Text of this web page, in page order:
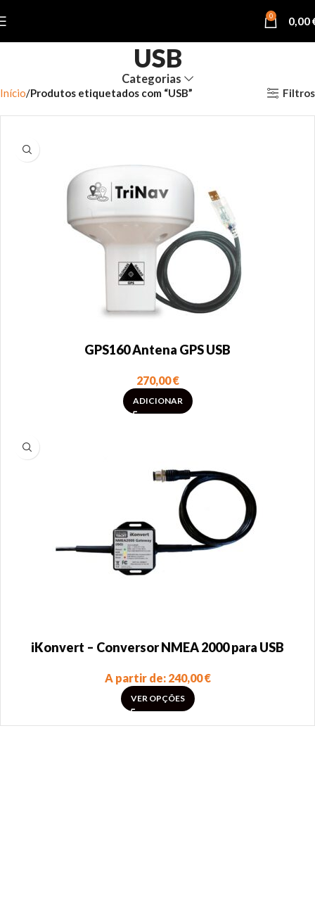
0 0,00
USB
Categorias
Início Produtos etiquetados com “USB” Filtros
GPS160 Antena GPS USB
270,00€
ADICIONAR
iKonvert – Conversor NMEA 2000 para USB
A partir de: 240,00€
VER OPÇÕES